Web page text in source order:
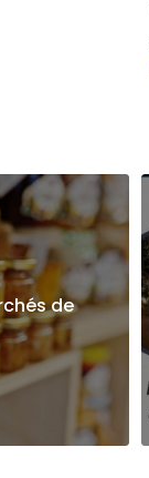
de